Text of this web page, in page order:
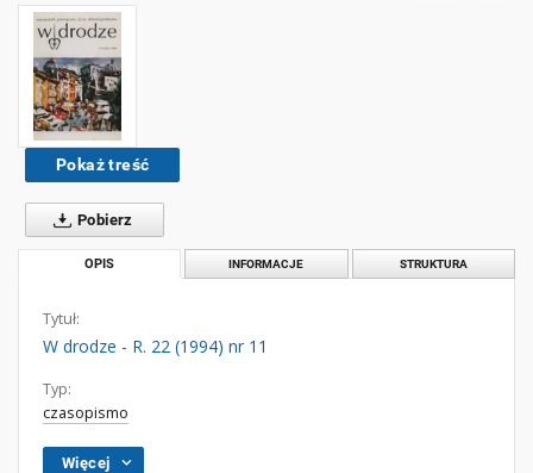
Pokaż treść
Pobierz
OPIS INFORMACJE STRUKTURA
Tytuł:
W drodze - R. 22 (1994) nr 11
Typ:
czasopismo
Więcej